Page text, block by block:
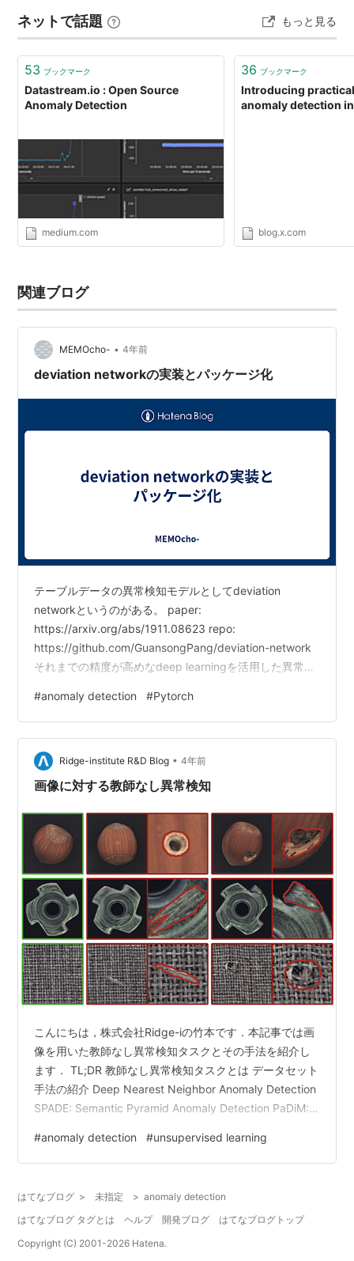
ビューの機能だったのですが、”PPDM19.20”で正式対応
でリリースされたとのことで、早…
ネットで話題 もっと見る
53 ブックマーク
Datastream.io : Open Source
Anomaly Detection
medium.com
36 ブックマーク
Introducing
anomaly detection
blog.x.com
関連ブログ
MEMOcho- • 4年前
deviation networkの実装とパッケージ化
テーブルデータの異常検知モデルとしてdeviation
networkというのがある。 paper:
https://arxiv.org/abs/1911.08623 repo:
https://github.com/GuansongPang/deviation-network
それまでの精度が高めなdeep learningを活用した異常検
うな2段構成になっていた。 入力データから教師なし学
習によって特徴量を抽出 抽出された特徴量から異常度合
いを表すスコアを算出 異常スコアを計算とそのための特
徴抽出を別々に行うために異常を検出するための適切…
#anomaly detection #Pytorch
Ridge-institute R&D Blog • 4年前
画像に対する教師なし異常検知
こんにちは，株式会社Ridge-iの竹本です．本記事では画
像を用いた教師なし異常検知タスクとその手法を紹介し
ます． TL;DR 教師なし異常検知タスクとは データセット
手法の紹介 Deep Nearest Neighbor Anomaly Detection
SPADE: Semantic Pyramid Anomaly Detection PaDiM: a
Detection and Localization PatchCore: Towards Total
Recall in Indust…
#anomaly detection #unsupervised learning
はてなブログ > 未指定 > anomaly detection
はてなブログ タグとは
ヘルプ 開発ブログ
はてなブログトップ
Copyright (C) 2001-2026 Hatena.